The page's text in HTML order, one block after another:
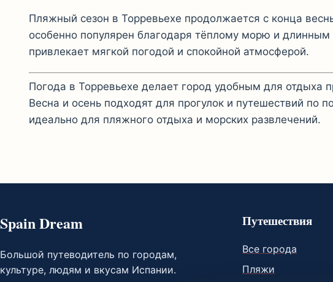
Пляжный сезон в Торревьехе продолжается с конца
особенно популярен благодаря тёплому морю и
привлекает мягкой погодой и спокойной атмосферой.
Погода в Торревьехе делает город удобным для отдыха
Весна и осень подходят для прогулок и путешествий по
идеально для пляжного отдыха и морских развлечений.
Spain Dream
Большой путеводитель по городам,
культуре, людям и вкусам Испании.
Путешествия
Все города
Пляжи